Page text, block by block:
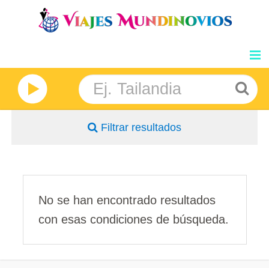
GRANDES VIAJES
NOSOTROS
PRECIOS
OPINIONES
Filtrar resultados
No se han encontrado resultados
con esas condiciones de búsqueda.